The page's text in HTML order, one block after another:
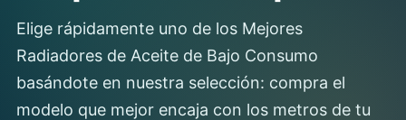
Elige rápidamente uno de los Mejores
Radiadores de Aceite de Bajo Consumo
basándote en nuestra selección: compra el
modelo que mejor encaja con los metros de tu